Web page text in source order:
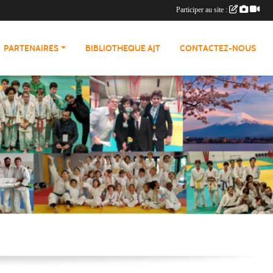
PARTENAIRES BIBLIOTHEQUE AJT CONTACTEZ-NOUS
Participer au site :